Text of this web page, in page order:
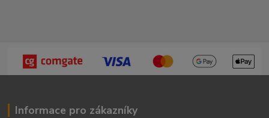
Informace pro zákazníky